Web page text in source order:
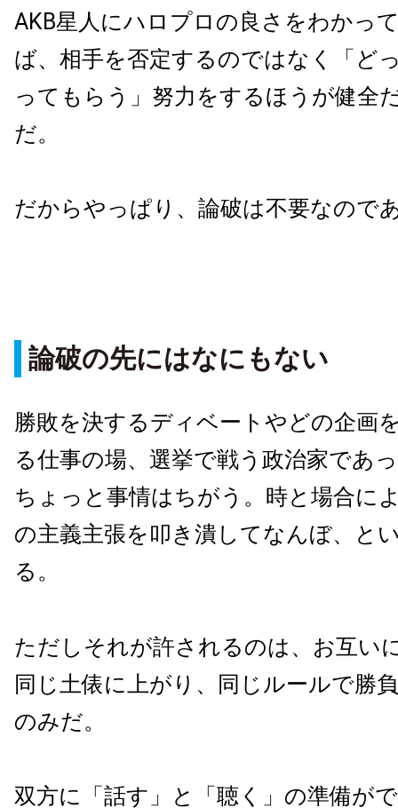
AKB星人にハロプロの良さをわかっ
ば、相手を否定するのではなく「ど
ってもらう」努力をするほうが健全
だ。
だからやっぱり、論破は不要なので
論破の先にはなにもない
勝敗を決するディベートやどの企画
る仕事の場、選挙で戦う政治家であ
ちょっと事情はちがう。時と場合に
の主義主張を叩き潰してなんぼ、と
る。
ただしそれが許されるのは、お互い
同じ土俵に上がり、同じルールで勝
のみだ。
双方に「話す」と「聴く」の準備が